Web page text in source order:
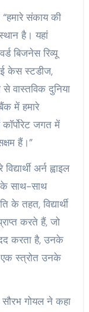
संकाय की
है। यहां
बिजनेस रिव्यू
केस स्टडीज,
वास्तविक दुनिया
में हमारे
कॉर्पोरेट जगत में
हैं।”
अर्न ह्वाइल
साथ-साथ
के तहत, विद्यार्थी
करते हैं, जो
करता है, उनके
स्त्रोत उनके
सौरभ गोयल ने कहा